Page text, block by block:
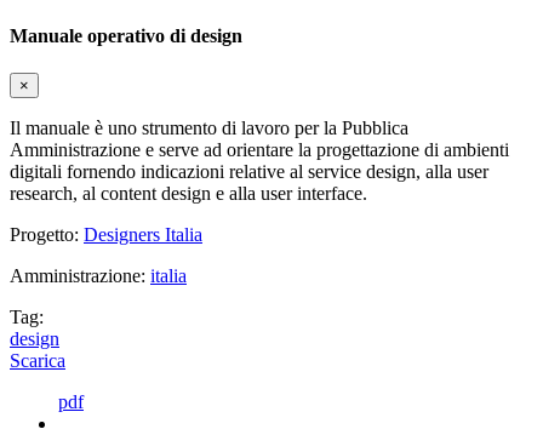
Manuale operativo di design
×
Il manuale è uno strumento di lavoro per la Pubblica
Amministrazione e serve ad orientare la progettazione di ambienti
digitali fornendo indicazioni relative al service design, alla user
research, al content design e alla user interface.
Progetto: Designers Italia
Amministrazione: italia
Tag:
design
Scarica
pdf